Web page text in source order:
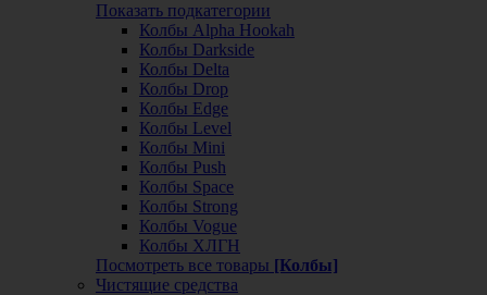
Показать подкатегории
Колбы Alpha Hookah
Колбы Darkside
Колбы Delta
Колбы Drop
Колбы Edge
Колбы Level
Колбы Mini
Колбы Push
Колбы Space
Колбы Strong
Колбы Vogue
Колбы ХЛГН
Посмотреть все товары [Колбы]
Чистящие средства